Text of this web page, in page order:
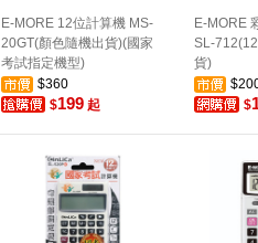
E-MORE 12位計算機 MS-
20GT(顏色隨機出貨)(國家
考試指定機型)
$360
$199起
E-MORE
SL-
貨)
$